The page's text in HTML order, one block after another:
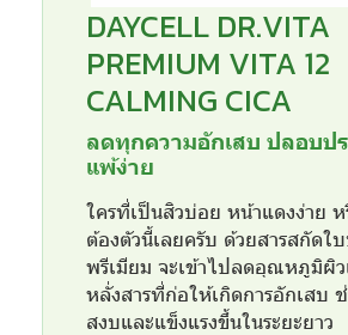
DAYCELL DR.VITA
PREMIUM VITA 12
CALMING CICA
ลดทุกความอักเสบ ปลอบป
แพ้ง่าย
ใครที่เป็นสิวบ่อย หน้าแดงง่าย
ต้องตัวนี้เลยครับ ด้วยสารสกัดใ
พรีเมียม จะเข้าไปลดอุณหภูมิผิ
หลั่งสารที่ก่อให้เกิดการอักเสบ
สงบและแข็งแรงขึ้นในระยะยาว